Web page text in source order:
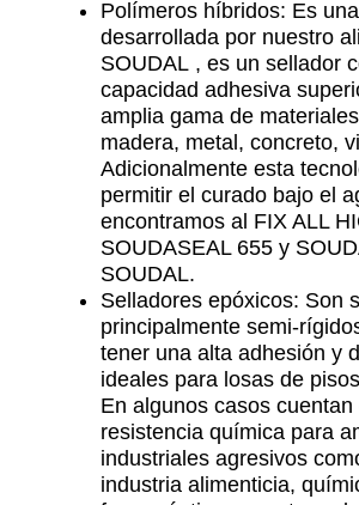
Polímeros híbridos: Es
desarrollada por nuestro
SOUDAL , es un sellador
capacidad adhesiva
amplia gama de
madera, metal, concreto,
Adicionalmente esta
permitir el curado bajo el
encontramos al FIX ALL
SOUDASEAL 655 y
SOUDAL.
Selladores epóxicos: Son
principalmente semi-
tener una alta adhesión y
ideales para losas de
En algunos casos cuentan
resistencia química para
industriales agresivos
industria alimenticia,